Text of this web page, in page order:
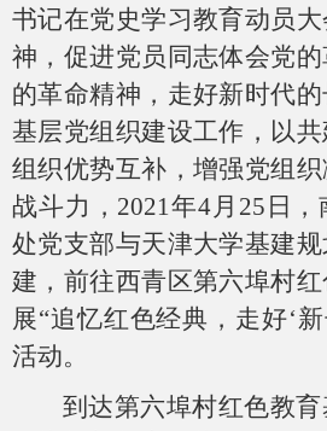
书记在党史学习教育动员
神，促进党员同志体会党
的革命精神，走好新时代
基层党组织建设工作，以
组织优势互补，增强党组
战斗力，2021年4月25日，
处党支部与天津大学基建
建，前往西青区第六埠村
展“追忆红色经典，走好‘
活动。
到达第六埠村红色教